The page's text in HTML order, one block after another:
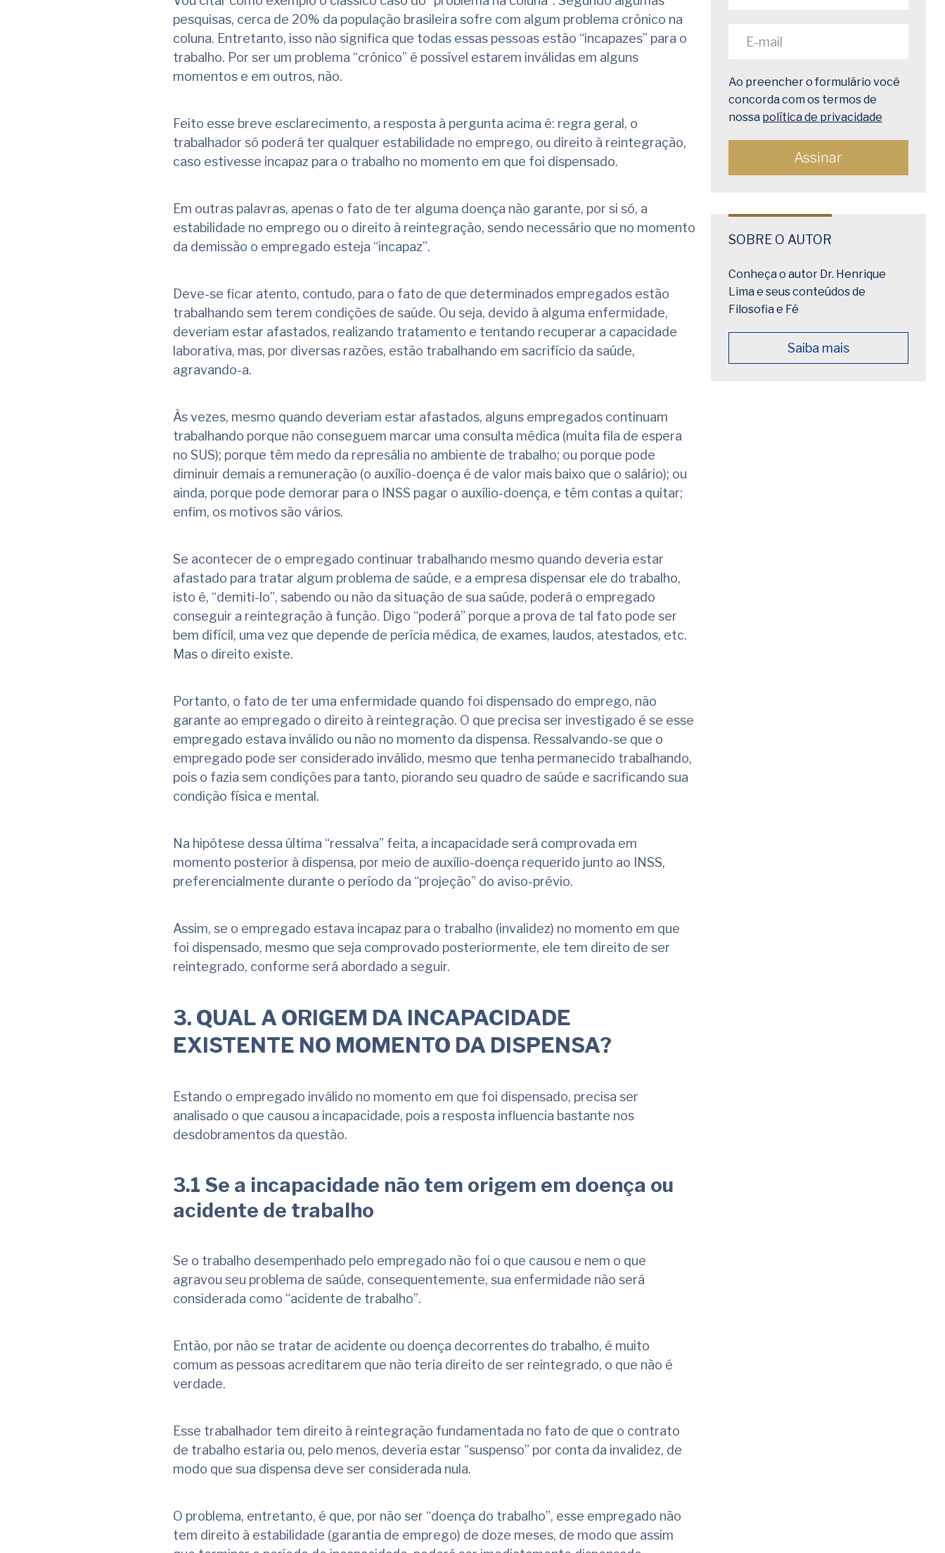
pesquisas, cerca de 20% da população brasileira sofre com algum problema crônico na
coluna. Entretanto, isso não significa que todas essas pessoas estão “incapazes” para o
trabalho. Por ser um problema “crônico” é possível estarem inválidas em alguns
momentos e em outros, não.
Feito esse breve esclarecimento, a resposta à pergunta acima é: regra geral, o
trabalhador só poderá ter qualquer estabilidade no emprego, ou direito à reintegração,
caso estivesse incapaz para o trabalho no momento em que foi dispensado.
Em outras palavras, apenas o fato de ter alguma doença não garante, por si só, a
estabilidade no emprego ou o direito à reintegração, sendo necessário que no momento
da demissão o empregado esteja “incapaz”.
Deve-se ficar atento, contudo, para o fato de que determinados empregados estão
trabalhando sem terem condições de saúde. Ou seja, devido à alguma enfermidade,
deveriam estar afastados, realizando tratamento e tentando recuperar a capacidade
laborativa, mas, por diversas razões, estão trabalhando em sacrifício da saúde,
agravando-a.
Às vezes, mesmo quando deveriam estar afastados, alguns empregados continuam
trabalhando porque não conseguem marcar uma consulta médica (muita fila de espera
no SUS); porque têm medo da represália no ambiente de trabalho; ou porque pode
diminuir demais a remuneração (o auxílio-doença é de valor mais baixo que o salário); ou
ainda, porque pode demorar para o INSS pagar o auxílio-doença, e têm contas a quitar;
enfim, os motivos são vários.
Se acontecer de o empregado continuar trabalhando mesmo quando deveria estar
afastado para tratar algum problema de saúde, e a empresa dispensar ele do trabalho,
isto é, “demiti-lo”, sabendo ou não da situação de sua saúde, poderá o empregado
conseguir a reintegração à função. Digo “poderá” porque a prova de tal fato pode ser
bem difícil, uma vez que depende de perícia médica, de exames, laudos, atestados, etc.
Mas o direito existe.
Portanto, o fato de ter uma enfermidade quando foi dispensado do emprego, não
garante ao empregado o direito à reintegração. O que precisa ser investigado é se esse
empregado estava inválido ou não no momento da dispensa. Ressalvando-se que o
empregado pode ser considerado inválido, mesmo que tenha permanecido trabalhando,
pois o fazia sem condições para tanto, piorando seu quadro de saúde e sacrificando sua
condição física e mental.
Na hipótese dessa última “ressalva” feita, a incapacidade será comprovada em
momento posterior à dispensa, por meio de auxílio-doença requerido junto ao INSS,
preferencialmente durante o período da “projeção” do aviso-prévio.
Assim, se o empregado estava incapaz para o trabalho (invalidez) no momento em que
foi dispensado, mesmo que seja comprovado posteriormente, ele tem direito de ser
reintegrado, conforme será abordado a seguir.
3. QUAL A ORIGEM DA INCAPACIDADE
EXISTENTE NO MOMENTO DA DISPENSA?
Estando o empregado inválido no momento em que foi dispensado, precisa ser
analisado o que causou a incapacidade, pois a resposta influencia bastante nos
desdobramentos da questão.
3.1 Se a incapacidade não tem origem em doença ou
acidente de trabalho
Se o trabalho desempenhado pelo empregado não foi o que causou e nem o que
agravou seu problema de saúde, consequentemente, sua enfermidade não será
considerada como “acidente de trabalho”.
Então, por não se tratar de acidente ou doença decorrentes do trabalho, é muito
comum as pessoas acreditarem que não teria direito de ser reintegrado, o que não é
verdade.
Esse trabalhador tem direito à reintegração fundamentada no fato de que o contrato
de trabalho estaria ou, pelo menos, deveria estar “suspenso” por conta da invalidez, de
modo que sua dispensa deve ser considerada nula.
O problema, entretanto, é que, por não ser “doença do trabalho”, esse empregado não
tem direito à estabilidade (garantia de emprego) de doze meses, de modo que assim
Ao preencher o formulário você
concorda com os termos de
nossa política de privacidade
SOBRE O AUTOR
Conheça o autor Dr. Henrique
Lima e seus conteúdos de
Filosofia e Fé
Saiba mais